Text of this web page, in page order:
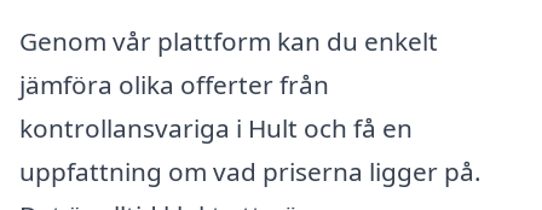
Genom vår plattform kan du enkelt
jämföra olika offerter från
kontrollansvariga i Hult och få en
uppfattning om vad priserna ligger på.